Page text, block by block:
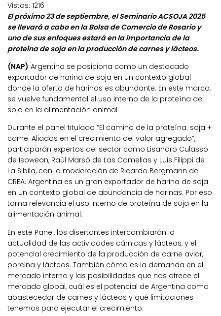
Vistas: 1216
El próximo 23 de septiembre, el Seminario ACSOJA 2025
se llevará a cabo en la Bolsa de Comercio de Rosario y
uno de sus enfoques estará en la importancia de la
proteína de soja en la producción de carnes y lácteos.
(NAP) Argentina se posiciona como un destacado
exportador de harina de soja en un contexto global
donde la oferta de harinas es abundante. En este marco,
se vuelve fundamental el uso interno de la proteína de
soja en la alimentación animal.
Durante el panel titulado “El camino de la proteína: soja +
carne. Aliados en el crecimiento del valor agregado”,
participarán expertos del sector como Lisandro Culasso
de Isowean, Raúl Marsó de Las Camelias y Luis Filippi de
La Sibila, con la moderación de Ricardo Bergmann de
CREA. Argentina es un gran exportador de harina de soja
en un contexto global de abundancia de harinas. Por eso
toma relevancia el uso interno de proteína de soja en la
alimentación animal.
En este Panel, los disertantes intercambiarán la
actualidad de las actividades cárnicas y lácteas, y el
potencial crecimiento de la producción de carne aviar,
porcina y lácteos. También cómo es la demanda en el
mercado interno y las posibilidades que nos ofrece el
mercado global, cuál es el potencial de Argentina como
abastecedor de carnes y lácteos y qué limitaciones
tenemos para ejecutar el crecimiento.